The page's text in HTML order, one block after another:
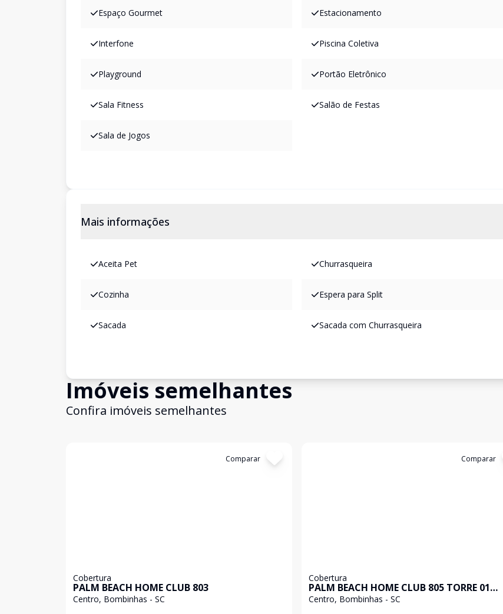
Espaço Gourmet Estacionamento
Interfone Piscina Coletiva
Playground Portão Eletrônico
Sala Fitness Salão de Festas
Sala de Jogos
Mais informações
Aceita Pet Churrasqueira
Cozinha Espera para Split
Sacada Sacada com Churrasqueira
Imóveis semelhantes
Confira imóveis semelhantes
Comparar
Cobertura
PALM BEACH HOME CLUB 803
Centro, Bombinhas - SC
Comparar
Cobertura
PALM BEACH HOME CLUB 805 TORRE 01
ANDAR 8
Centro, Bombinhas - SC